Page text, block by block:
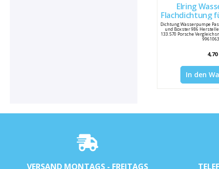
Elring Wasserpumpen
Flachdichtung für Porsche 996
/
Dichtung Wasserpumpe
und Boxster 986
133.570 Porsche
In den
VERSAND MONTAGS - FREITAGS